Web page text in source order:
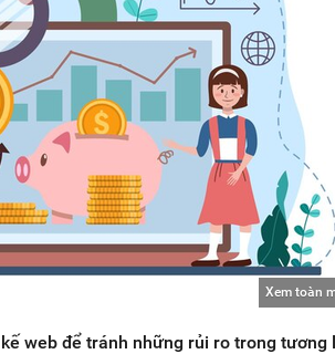
Xem toàn
web để tránh những rủi ro trong tương